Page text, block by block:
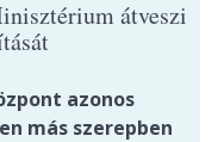
átveszi
azonos
más szerepben